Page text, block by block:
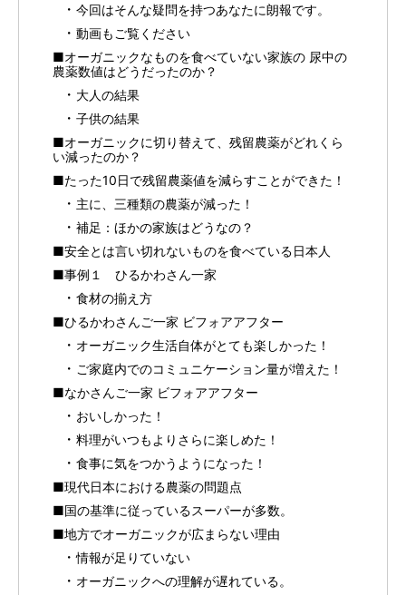
今回はそんな疑問を持つあなたに朗報です。
動画もご覧ください
■オーガニックなものを食べていない家族の 尿中の
農薬数値はどうだったのか？
大人の結果
子供の結果
■オーガニックに切り替えて、残留農薬がどれくら
い減ったのか？
■たった10日で残留農薬値を減らすことができた！
主に、三種類の農薬が減った！
補足：ほかの家族はどうなの？
■安全とは言い切れないものを食べている日本人
■事例１ ひるかわさん一家
食材の揃え方
■ひるかわさんご一家 ビフォアアフター
オーガニック生活自体がとても楽しかった！
ご家庭内でのコミュニケーション量が増えた！
■なかさんご一家 ビフォアアフター
おいしかった！
料理がいつもよりさらに楽しめた！
食事に気をつかうようになった！
■現代日本における農薬の問題点
■国の基準に従っているスーパーが多数。
■地方でオーガニックが広まらない理由
情報が足りていない
オーガニックへの理解が遅れている。